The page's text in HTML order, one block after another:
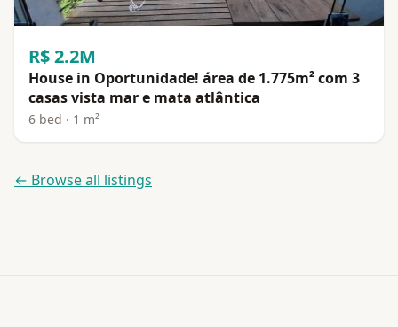
R$ 2.2M
House in Oportunidade! área de 1.775m² com 3
casas vista mar e mata atlântica
6 bed · 1 m²
← Browse all listings